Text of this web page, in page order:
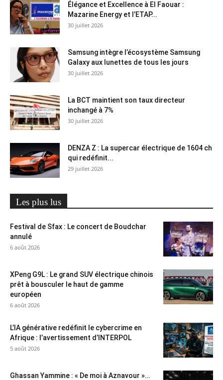
Élégance et Excellence à El Faouar :
Mazarine Energy et l’ETAP...
30 juillet 2026
Samsung intègre l’écosystème Samsung
Galaxy aux lunettes de tous les jours
30 juillet 2026
La BCT maintient son taux directeur
inchangé à 7%
30 juillet 2026
DENZA Z : La supercar électrique de 1604 ch
qui redéfinit...
29 juillet 2026
Les plus lus
Festival de Sfax : Le concert de Boudchar
annulé
6 août 2026
XPeng G9L : Le grand SUV électrique chinois
prêt à bousculer le haut de gamme
européen
6 août 2026
L’IA générative redéfinit le cybercrime en
Afrique : l’avertissement d’INTERPOL
5 août 2026
Ghassan Yammine : « De moi à Aznavour »…